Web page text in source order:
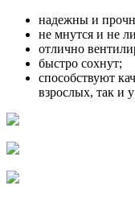
надежны и
не мнутся и не
отлично
быстро сохнут;
способствуют
взрослых, так и